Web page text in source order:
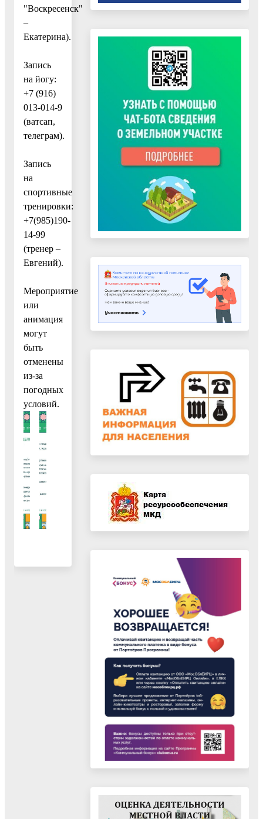
"Воскресенск"
–
Екатерина).
Запись
на йогу:
+7 (916)
013-014-9
(ватсап,
телеграм).
Запись
на
спортивные
тренировки:
+7(985)190-
14-99
(тренер –
Евгений).
Мероприятие
или
анимация
могут
быть
отменены
из-за
погодных
условий.